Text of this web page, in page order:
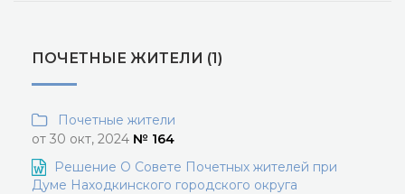
ПОЧЕТНЫЕ ЖИТЕЛИ (1)
Почетные жители
от 30 окт, 2024 № 164
Решение О Совете Почетных жителей при
Думе Находкинского городского округа